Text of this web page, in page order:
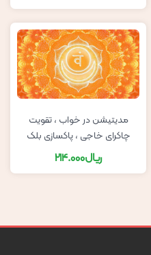
مدیتیشن در خواب ، تقویت
چاکرای خاجی ، پاکسازی بلک
های احساسی
ریال214.000